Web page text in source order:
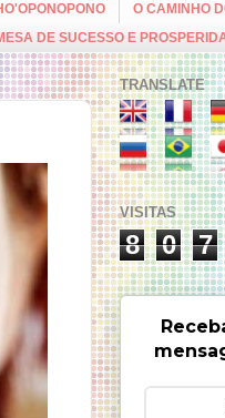
O CAMINHO
DE SUCESSO E
TRANSLATE
VISITAS
8 0 7